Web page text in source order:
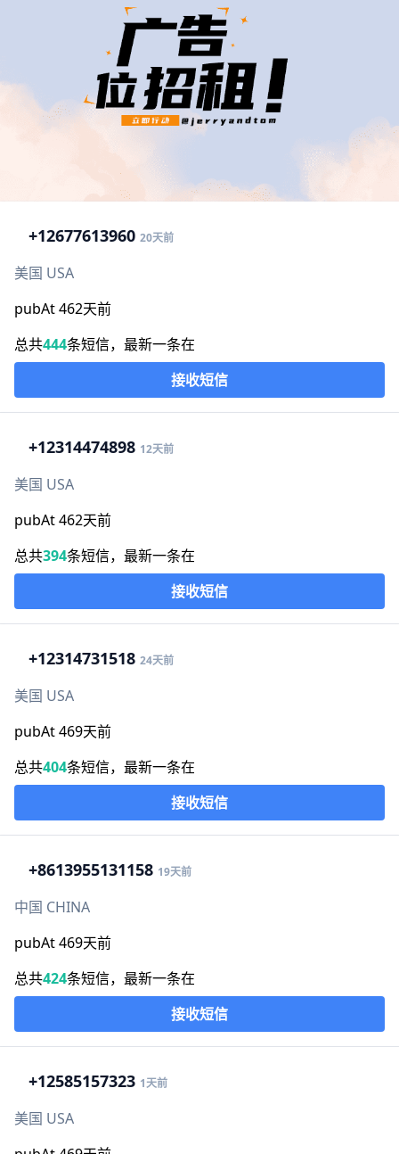
+12677613960 20天前
美国 USA
pubAt 462天前
总共444条短信，最新一条在
接收短信
+12314474898 12天前
美国 USA
pubAt 462天前
总共394条短信，最新一条在
接收短信
+12314731518 24天前
美国 USA
pubAt 469天前
总共404条短信，最新一条在
接收短信
+8613955131158 19天前
中国 CHINA
pubAt 469天前
总共424条短信，最新一条在
接收短信
+12585157323 1天前
美国 USA